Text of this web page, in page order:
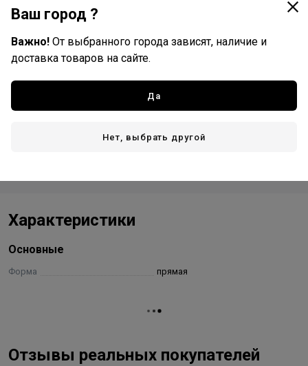
Все товары бренда
Россия - страна бренда
Китай - страна производства
Характеристики
Основные
Форма прямая
Отзывы реальных покупателей
Ваш город ?
Важно! От выбранного города зависят, наличие и
доставка товаров на сайте.
Да
Нет, выбрать другой